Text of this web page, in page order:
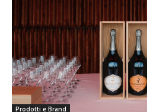
Prodotti e Brand